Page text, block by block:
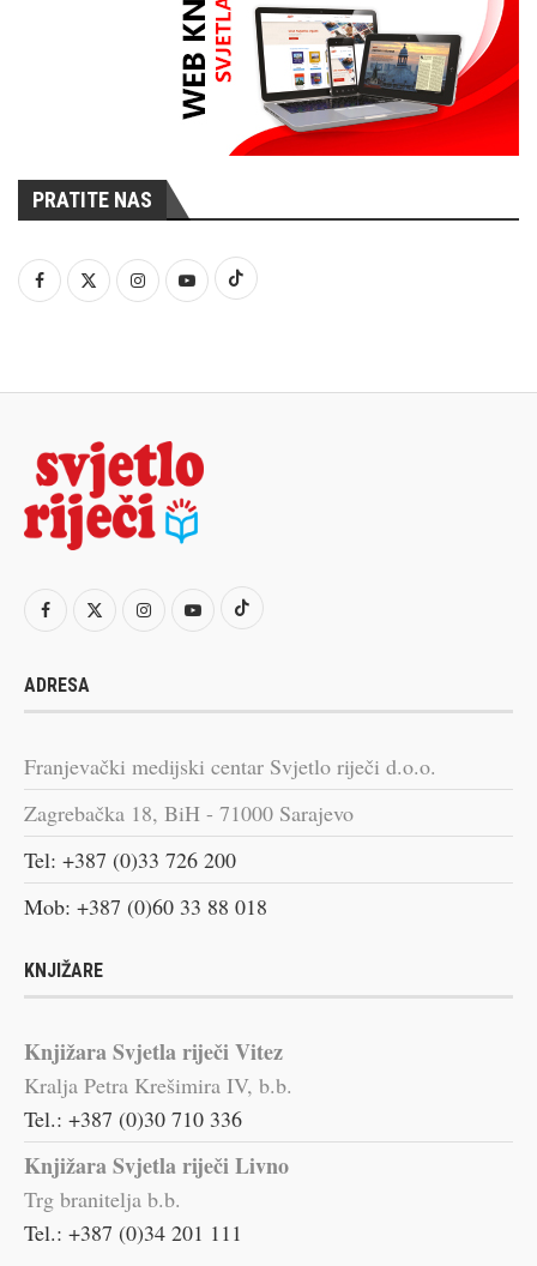
PRATITE NAS
ADRESA
Franjevački medijski centar Svjetlo riječi d.o.o.
Zagrebačka 18, BiH - 71000 Sarajevo
Tel: +387 (0)33 726 200
Mob: +387 (0)60 33 88 018
KNJIŽARE
Knjižara Svjetla riječi Vitez
Kralja Petra Krešimira IV, b.b.
Tel.: +387 (0)30 710 336
Knjižara Svjetla riječi Livno
Trg branitelja b.b.
Tel.: +387 (0)34 201 111